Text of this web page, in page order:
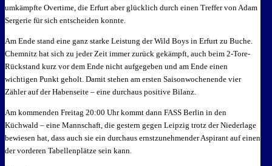
umkämpfte Overtime, die Erfurt aber glücklich durch einen Treffer von Adam
Sergerie für sich entscheiden konnte.
Am Ende stand eine ganz starke Leistung der Wild Boys in Erfurt zu Buche.
Chemnitz hat sich zu jeder Zeit immer zurück gekämpft, auch beim 2-Tore-
Rückstand kurz vor dem Ende nicht aufgegeben und am Ende einen
wichtigen Punkt geholt. Damit stehen am ersten Saisonwochenende vier
Zähler auf der Habenseite – eine durchaus positive Bilanz.
Am kommenden Freitag 20:00 Uhr kommt dann FASS Berlin in den
Küchwald – eine Mannschaft, die gestern gegen Leipzig trotz der Niederlage
bewiesen hat, dass auch sie ein durchaus ernstzunehmender Aspirant auf einen
der vorderen Tabellenplätze sein kann.